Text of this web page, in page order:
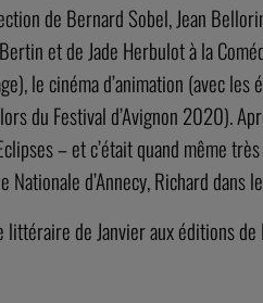
de Bernard Sobel, Jean
et de Jade Herbulot à la
le cinéma d’animation (avec
du Festival d’Avignon
– et c’était quand même
Nationale d’Annecy, Richard
de Janvier aux éditions de